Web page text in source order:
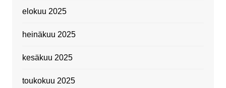
elokuu 2025
heinäkuu 2025
kesäkuu 2025
toukokuu 2025